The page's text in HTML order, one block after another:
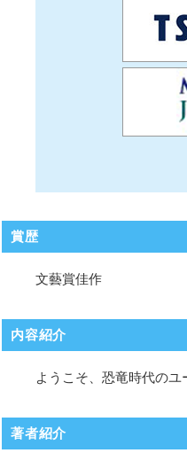
賞歴
文藝賞佳作
内容紹介
ようこそ、恐竜時代の
著者紹介